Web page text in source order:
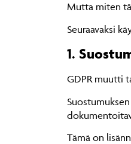
Mutta miten
Seuraavaksi
1.
GDPR muutti
Tämä on